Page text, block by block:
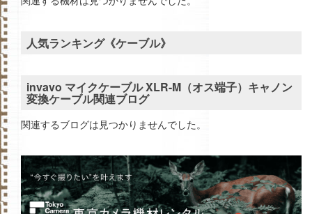
人気ランキング《ケーブル》
invavo マイクケーブル XLR-M（オス端子）キャノン
変換ケーブル関連ブログ
関連するブログは見つかりませんでした。